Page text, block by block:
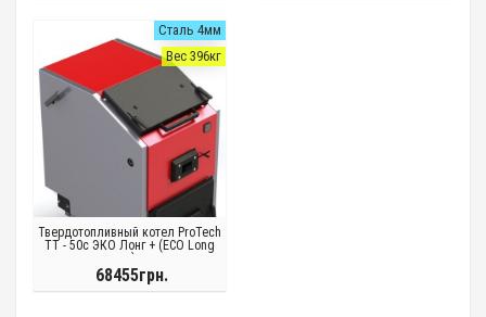
Сталь 4мм
Вес 396кг
Твердотопливный котел ProTech
ТТ - 50с ЭКО Лонг + (ECO Long
+)
68455грн.